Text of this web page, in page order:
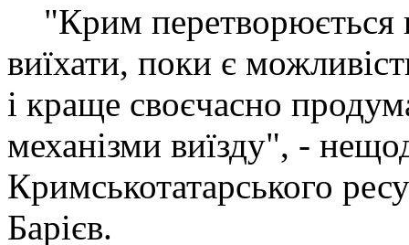
"Крим перетворюється
виїхати, поки є
і краще своєчасно
механізми виїзду", -
Кримськотатарського
Барієв.